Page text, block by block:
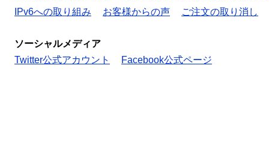
IPv6への取り組み
お客様からの声 ご注文の取り消し
ソーシャルメディア
Twitter公式アカウント
Facebook公式ページ